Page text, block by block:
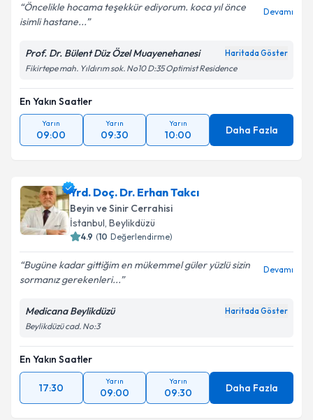
Öncelikle hocama teşekkür ediyorum. koca yıl önce
isimli hastane...
Devamı
Prof. Dr. Bülent Düz Özel Muayenehanesi Haritada Göster
Fikirtepe mah. Yıldırım sok. No10 D:35 Optimist Residence
En Yakın Saatler
Yarın
09:00
Yarın
09:30
Yarın
10:00 Daha Fazla
Yrd. Doç. Dr. Erhan Takcı
Beyin ve Sinir Cerrahisi
İstanbul, Beylikdüzü
4.9 (10 Değerlendirme)
Bugüne kadar gittiğim en mükemmel güler yüzlü sizin
sormanız gerekenleri...
Devamı
Medicana Beylikdüzü Haritada Göster
Beylikdüzü cad. No:3
En Yakın Saatler
17:30
Yarın
09:00
Yarın
09:30 Daha Fazla